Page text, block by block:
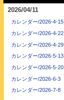
2026/04/11
カレンダー/2026-4-15
カレンダー/2026-4-22
カレンダー/2026-4-29
カレンダー/2026-5-13
カレンダー/2026-5-20
カレンダー/2026-6-3
カレンダー/2026-7-8